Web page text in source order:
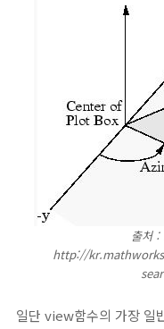
출처 :
http://
일단 view함수의 가장 일